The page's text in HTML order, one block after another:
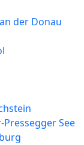
der Donau
See